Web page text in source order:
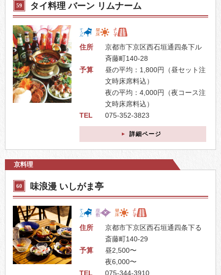
59 タイ料理 バーン リムナーム
住所
京都市下京区西石垣通四条下ル
斉藤町140-28
予算
昼の平均：1,800円（昼セット注
文時床席料込）
夜の平均：4,000円（夜コース注
文時床席料込）
TEL
075-352-3823
詳細ページ
京料理
60 味浪漫 いしがま亭
住所
京都市下京区西石垣通四条下る
斎藤町140-29
予算
昼2,500〜
夜6,000〜
TEL
075-344-3910